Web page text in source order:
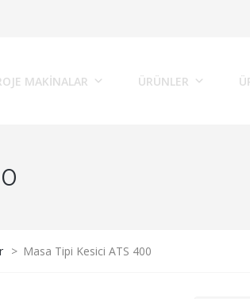
MAKINALAR ÜRÜNLER
> Masa Tipi Kesici ATS 400